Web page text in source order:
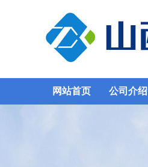
网站首页 公司介绍